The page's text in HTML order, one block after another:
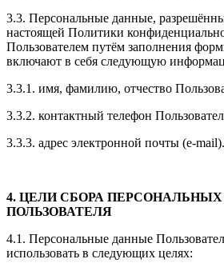
3.3. Персональные данные,
настоящей Политики
Пользователем путём заполнения
включают в себя следующую
3.3.1. имя, фамилию, отчество
3.3.2. контактный телефон
3.3.3. адрес электронной почты (e-mail).
4. ЦЕЛИ СБОРА
ПОЛЬЗОВАТЕЛЯ
4.1. Персональные данные
использовать в следующих целях: